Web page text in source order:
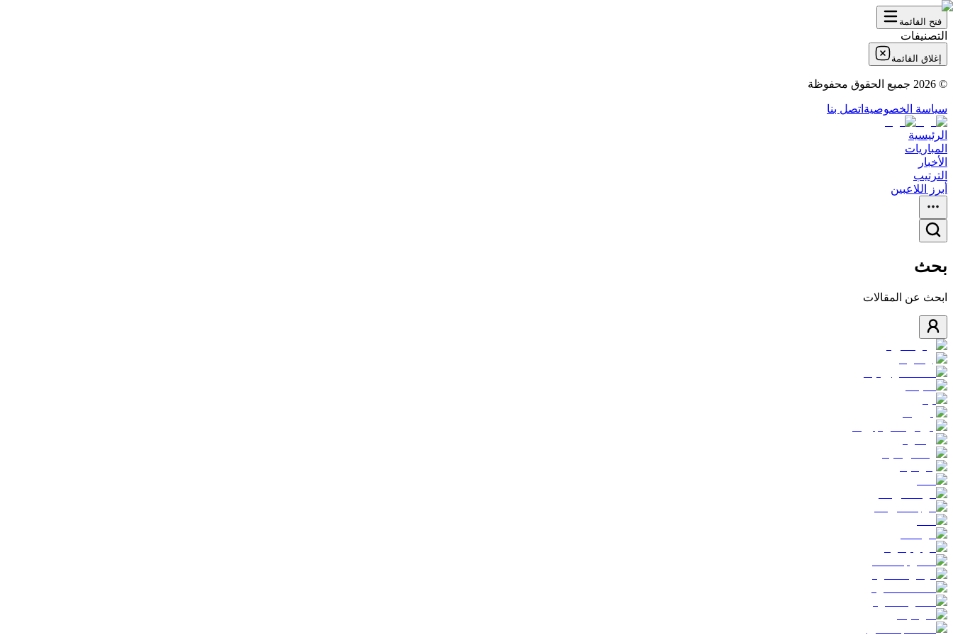
فتح القائمة
التصنيفات
إغلاق القائمة
©
2026 جميع الحقوق محفوظة
سياسة الخصوصية اتصل بنا
الرئيسية
المباريات
الأخبار
الترتيب
أبرز اللاعبين
بحث
ابحث عن المقالات